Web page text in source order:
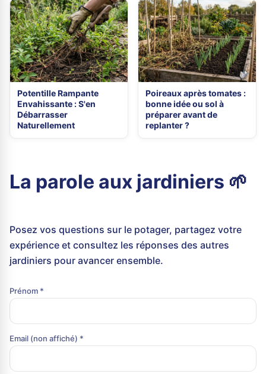
Potentille Rampante
Envahissante : S'en
Débarrasser
Naturellement
Poireaux après tomates :
bonne idée ou sol à
préparer avant de
replanter ?
La parole aux jardiniers 🌱
Posez vos questions sur le potager, partagez votre
expérience et consultez les réponses des autres
jardiniers pour avancer ensemble.
Prénom *
Email (non affiché) *